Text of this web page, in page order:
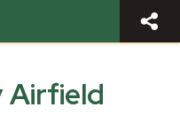
Airfield